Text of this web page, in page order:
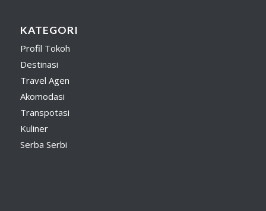
KATEGORI
Profil Tokoh
Destinasi
Travel Agen
Akomodasi
Transpotasi
Kuliner
Serba Serbi